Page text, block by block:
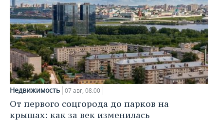
Недвижимость 07 авг, 08:00
От первого соцгорода до парков на
крышах: как за век изменилась